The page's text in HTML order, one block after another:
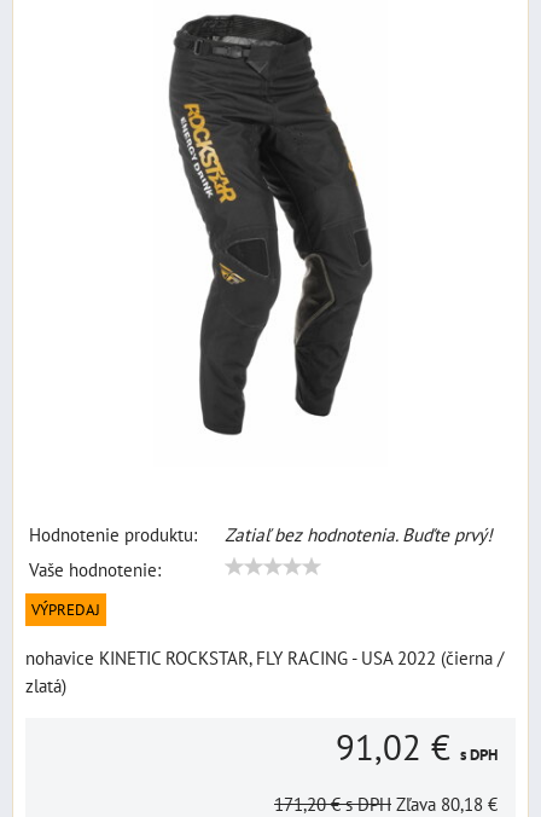
Hodnotenie produktu:
Zatiaľ bez hodnotenia. Buďte prvý!
Vaše hodnotenie:
VÝPREDAJ
nohavice KINETIC ROCKSTAR, FLY RACING - USA 2022 (čierna /
zlatá)
91,02 € s DPH
171,20 € s DPH Zľava 80,18 €